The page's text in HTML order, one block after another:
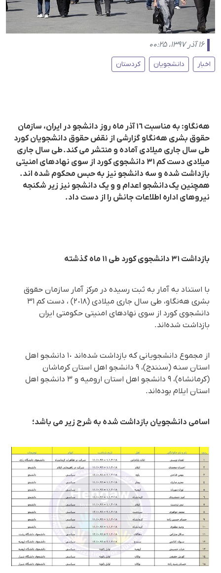
۱۶ آذر ۱۳۹۷، ۰۰:۲۵
اخبار دانشجویان کردستان
هەنگاو: بە مناسبت ١٦ آذر ماه روز دانشجو در ایران، سازمان
حقوق بشری هەنگاو گزارشی از نقض حقوق دانشجویان کورد
طی سال جاری میلادی آمادە و منتشر می کند. طی سال جاری
میلادی دست کم ٣١ دانشجوی کورد از سوی نهادهای امنیتی
بازداشت شدە و سە دانشجو نیز بە حبس محکوم شدە اند.
همچنین یک دانشجو اعدام و و یک دانشجو نیز زیر شکنجە
نیروهای ادارە اطلاعات جانش را از دست داد.
بازداشت ٣١ دانشجوی کورد طی ١١ ماه گذشتە
با استناد بە آمار بە ثبت رسیدە در مرکز آمار سازمان حقوق
بشری هەنگاو، طی سال جاری میلادی (٢٠١٨) ، دست کم ٣١
دانشجوی کورد از سوی نهادهای امنیتی حکومتی ایران
بازداشت شدەاند.
از مجموع دانشجویانی کە بازداشت شدەاند ١٠ دانشجو اهل
استان سنە (سنندج)، ٩ دانشجو اهل استان کرماشان
(کرمانشاه)، ٩ دانشجو اهل استان ارومیە و ٣ دانشجو اهل
استان ایلام بودەاند.
اسامی دانشجویان بازداشت شدە بە شرح زیر می باشد؛